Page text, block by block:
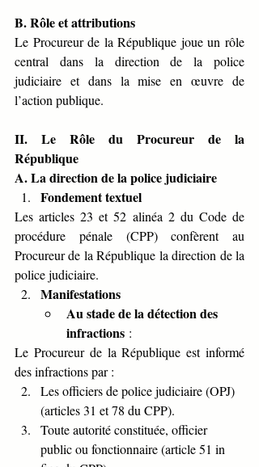
B. Rôle et attributions
Le Procureur de la République joue un rôle
central dans la direction de la police
judiciaire et dans la mise en œuvre de
l’action publique.
II. Le Rôle du Procureur de la
République
A. La direction de la police judiciaire
Fondement textuel
Les articles 23 et 52 alinéa 2 du Code de
procédure pénale (CPP) confèrent au
Procureur de la République la direction de la
police judiciaire.
Manifestations
Au stade de la détection des
infractions :
Le Procureur de la République est informé
des infractions par :
Les officiers de police judiciaire (OPJ)
(articles 31 et 78 du CPP).
Toute autorité constituée, officier
public ou fonctionnaire (article 51 in